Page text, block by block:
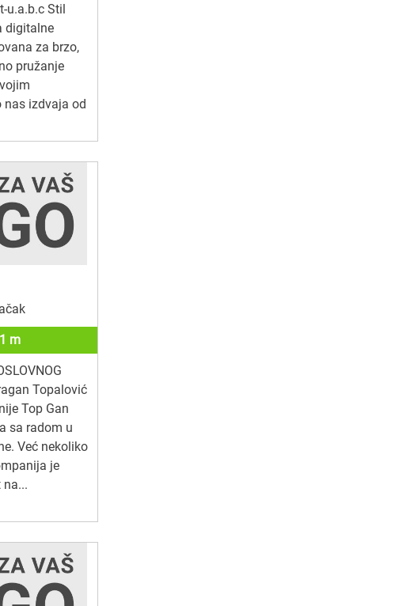
u.a.b.c Stil
digitalne
za brzo,
pružanje
nas izdvaja od
m
Topalović
Top Gan
sa radom u
Već nekoliko
je